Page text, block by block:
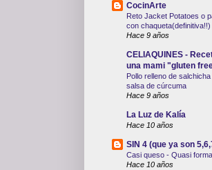
CocinArte
Reto Jacket Potatoes o
con chaqueta(definitiva!!)
Hace 9 años
CELIAQUINES -
una mami "gluten
Pollo relleno de
salsa de cúrcuma
Hace 9 años
La Luz de Kalía
Hace 10 años
SIN 4 (que ya son
Casi queso - Quasi
Hace 10 años